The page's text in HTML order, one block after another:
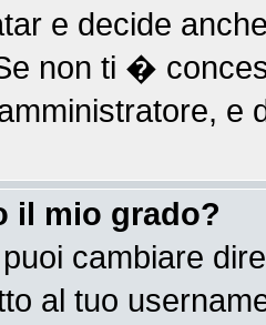
e decide
non ti �
e
il mio grado?
cambiare
al tuo